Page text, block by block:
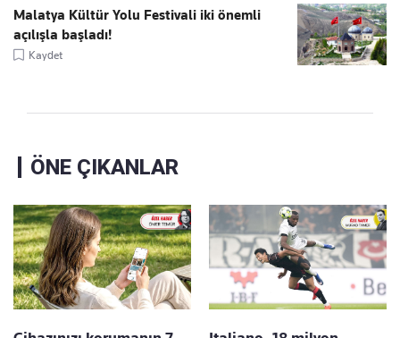
Malatya Kültür Yolu Festivali iki önemli
açılışla başladı!
Kaydet
ÖNE ÇIKANLAR